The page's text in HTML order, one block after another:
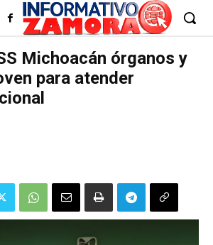
Michoacán órganos y
para atender